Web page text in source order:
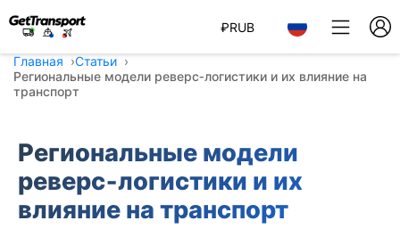
₽RUB
Главная
Статьи
Региональные модели реверс‑логистики и их влияние на
транспорт
Региональные модели
реверс‑логистики и их
влияние на транспорт